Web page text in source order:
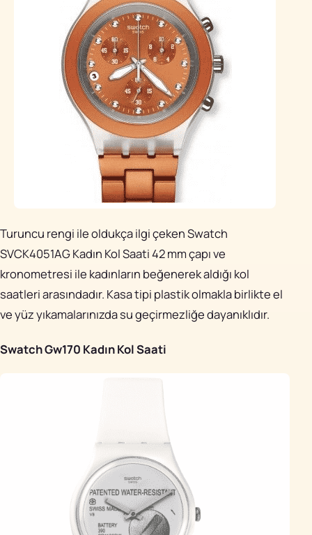
Turuncu rengi ile oldukça ilgi çeken Swatch
SVCK4051AG Kadın Kol Saati 42 mm çapı ve
kronometresi ile kadınların beğenerek aldığı kol
saatleri arasındadır. Kasa tipi plastik olmakla birlikte el
ve yüz yıkamalarınızda su geçirmezliğe dayanıklıdır.
Swatch Gw170 Kadın Kol Saati